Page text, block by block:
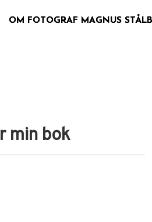
OM FOTOGRAF MAGNUS
min bok